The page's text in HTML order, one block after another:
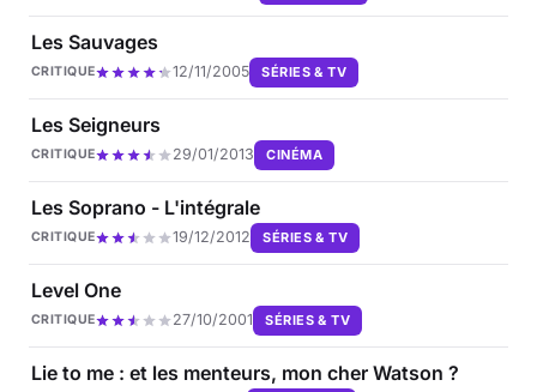
Les Sauvages
CRITIQUE 12/11/2005 SÉRIES & TV
Les Seigneurs
CRITIQUE 29/01/2013 CINÉMA
Les Soprano - L'intégrale
CRITIQUE 19/12/2012 SÉRIES & TV
Level One
CRITIQUE 27/10/2001 SÉRIES & TV
Lie to me : et les menteurs, mon cher Watson ?